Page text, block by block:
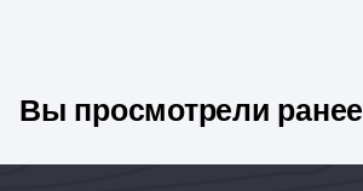
Вы просмотрели ранее